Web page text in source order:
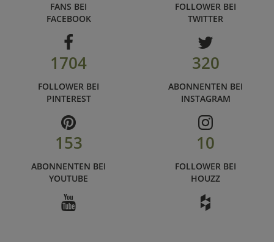
FANS BEI
FACEBOOK
FOLLOWER BEI
TWITTER
1704
FOLLOWER BEI
PINTEREST
320
ABONNENTEN BEI
INSTAGRAM
153
ABONNENTEN BEI
YOUTUBE
10
FOLLOWER BEI
HOUZZ